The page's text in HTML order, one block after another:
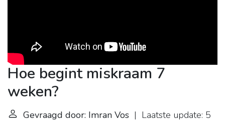
Hoe begint miskraam 7
weken?
Gevraagd door: Imran Vos | Laatste update: 5